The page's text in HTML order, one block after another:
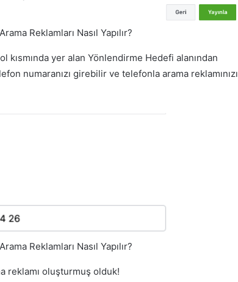
Reklamları Nasıl Yapılır?
kısmında yer alan Yönlendirme Hedefi alanından
numaranızı girebilir ve telefonla arama reklamınızı
Reklamları Nasıl Yapılır?
reklamı oluşturmuş olduk!